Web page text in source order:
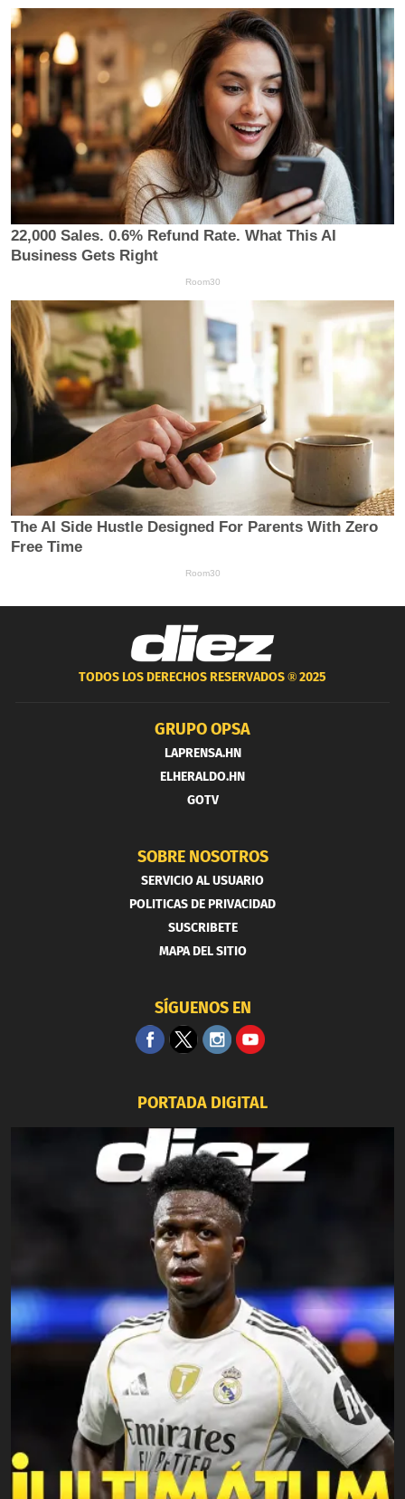
TODOS LOS DERECHOS RESERVADOS ®2025
GRUPO OPSA
LAPRENSA.HN
ELHERALDO.HN
GOTV
SOBRE NOSOTROS
SERVICIO AL USUARIO
POLITICAS DE PRIVACIDAD
SUSCRIBETE
MAPA DEL SITIO
SÍGUENOS EN
PORTADA DIGITAL